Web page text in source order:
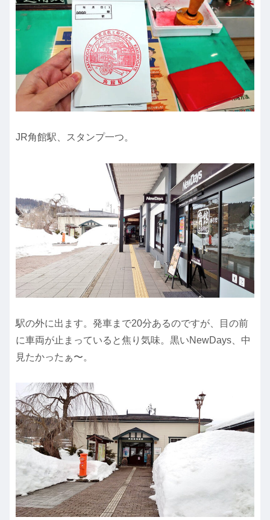
JR角館駅、スタンプ一つ。
駅の外に出ます。発車まで20分あるのですが、目の前
に車両が止まっていると焦り気味。黒いNewDays、中
見たかったぁ〜。